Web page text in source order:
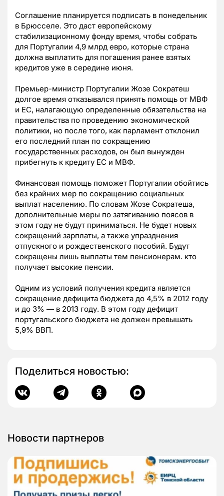
Соглашение планируется подписать в понедельник
в Брюсселе. Это даст европейскому
стабилизационному фонду время, чтобы собрать
для Португалии 4,9 млрд евро, которые страна
должна выплатить для погашения ранее взятых
кредитов уже в середине июня.
Премьер-министр Португалии Жозе Сократеш
долгое время отказывался принять помощь от МВФ
и ЕС, налагающую определенные обязательства на
правительства по проведению экономической
политики, но после того, как парламент отклонил
его последний план по сокращению
государственных расходов, он был вынужден
прибегнуть к кредиту ЕС и МВФ.
Финансовая помощь поможет Португалии обойтись
без крайних мер по сокращению социальных
выплат населению. По словам Жозе Сократеша,
дополнительные меры по затягиванию поясов в
этом году не будут приниматься. Не будет новых
сокращений зарплаты, а также упразднения
отпускного и рождественского пособий. Будут
сокращены лишь выплаты тем пенсионерам. кто
получает высокие пенсии.
Одним из условий получения кредита является
сокращение дефицита бюджета до 4,5% в 2012 году
и до 3% — в 2013 году. В этом году дефицит
португальского бюджета не должен превышать
5,9% ВВП.
Поделиться новостью:
Новости партнеров